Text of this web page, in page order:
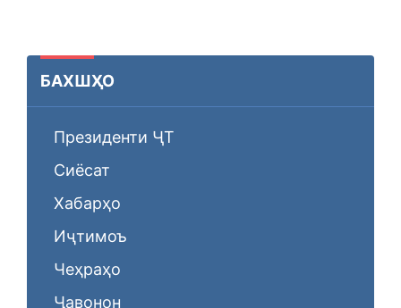
БАХШҲО
Президенти ҶТ
Сиёсат
Хабарҳо
Иҷтимоъ
Чеҳраҳо
Ҷавонон